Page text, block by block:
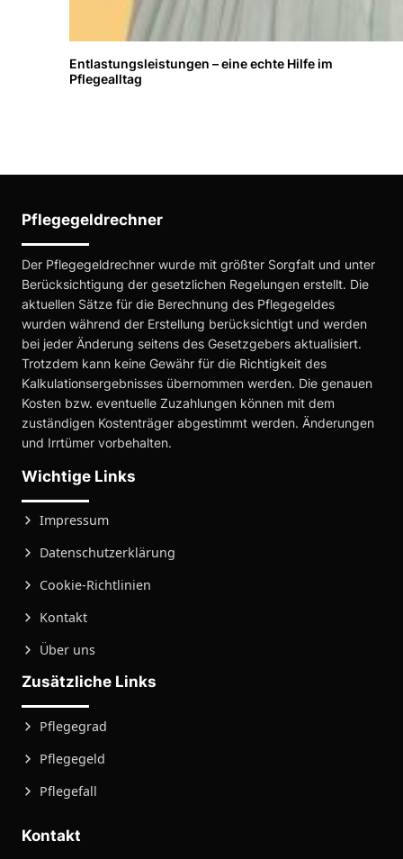
Entlastungsleistungen – eine echte Hilfe im
Pflegealltag
Pflegegeldrechner
Der Pflegegeldrechner wurde mit größter Sorgfalt und unter
Berücksichtigung der gesetzlichen Regelungen erstellt. Die
aktuellen Sätze für die Berechnung des Pflegegeldes
wurden während der Erstellung berücksichtigt und werden
bei jeder Änderung seitens des Gesetzgebers aktualisiert.
Trotzdem kann keine Gewähr für die Richtigkeit des
Kalkulationsergebnisses übernommen werden. Die genauen
Kosten bzw. eventuelle Zuzahlungen können mit dem
zuständigen Kostenträger abgestimmt werden. Änderungen
und Irrtümer vorbehalten.
Wichtige Links
Impressum
Datenschutzerklärung
Cookie-Richtlinien
Kontakt
Über uns
Zusätzliche Links
Pflegegrad
Pflegegeld
Pflegefall
Kontakt